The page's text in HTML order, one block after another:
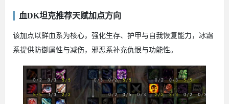
血DK坦克推荐天赋加点方向
该加点以鲜血系为核心，强化生存、护甲与自我恢复能力，冰霜
系提供防御属性与减伤，邪恶系补充仇恨与功能性。